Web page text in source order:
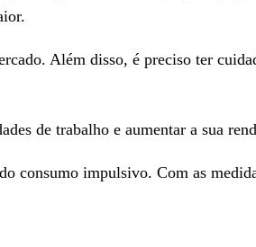
Além disso, é preciso ter
de trabalho e aumentar a sua
consumo impulsivo. Com as